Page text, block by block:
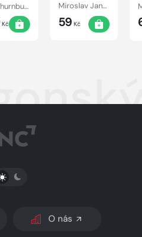
Bryn Thurnbullová
Kč
Miroslav Jandovský
59 Kč
PŘEPNOUT SVĚTLÝ/TMAVÝ REŽIM
O nás